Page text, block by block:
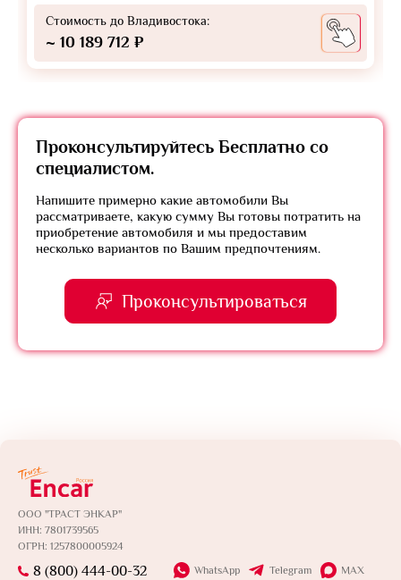
Стоимость до Владивостока:
~ 10 189 712 ₽
Проконсультируйтесь Бесплатно со
специалистом.
Напишите примерно какие автомобили Вы
рассматриваете, какую сумму Вы готовы потратить на
приобретение автомобиля и мы предоставим
несколько вариантов по Вашим предпочтениям.
Проконсультироваться
ООО "ТРАСТ ЭНКАР"
ИНН: 7801739565
ОГРН: 1257800005924
8 (800) 444-00-32 WhatsApp Telegram MAX